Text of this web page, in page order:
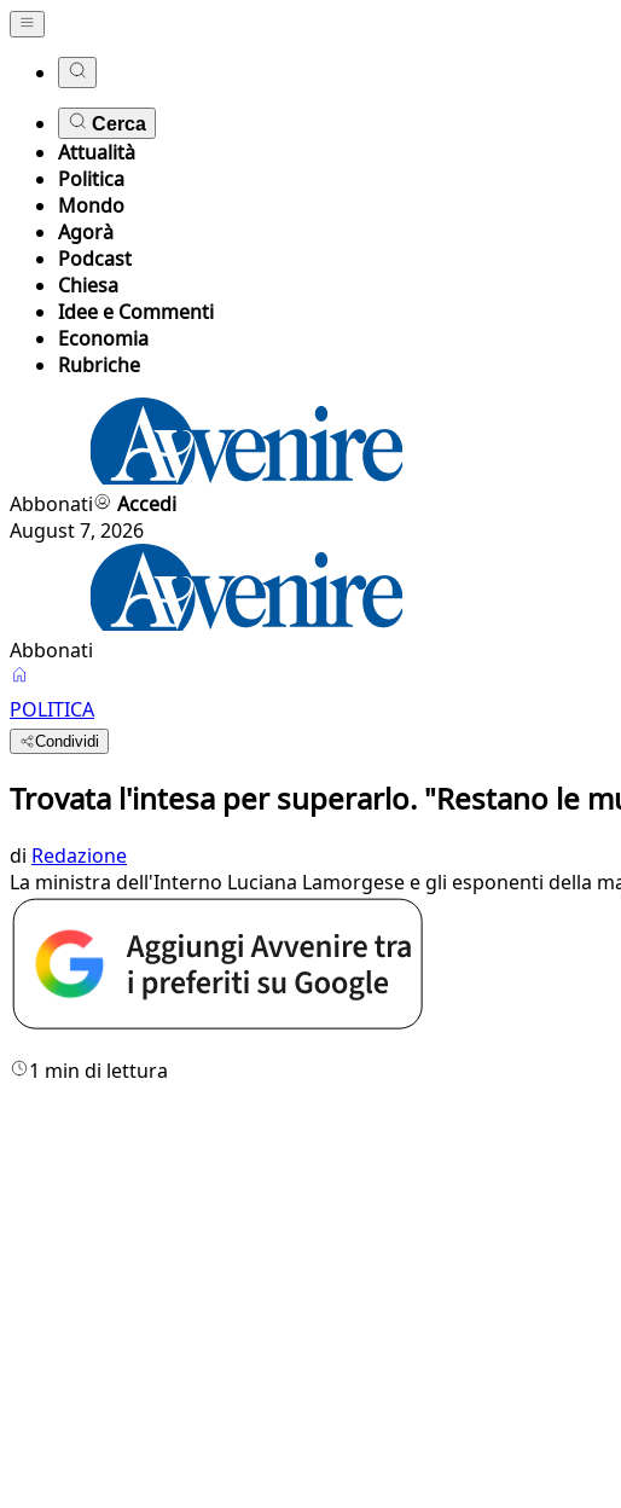
Cerca
Attualità
Politica
Mondo
Agorà
Podcast
Chiesa
Idee e Commenti
Economia
Rubriche
Abbonati
Accedi
August 7, 2026
Abbonati
POLITICA
Condividi
Trovata l'intesa per superarlo. "Restano le
di Redazione
La ministra dell'Interno Luciana Lamorgese e gli esponenti della
1 min di lettura